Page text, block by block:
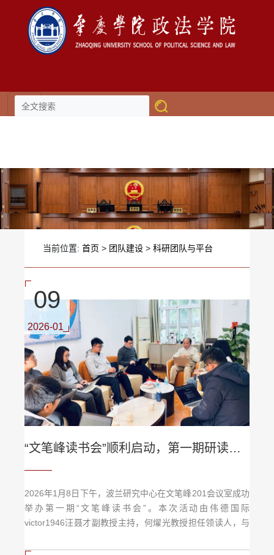
伟德国际(victor1946)官方网站-
Officials Website
当前位置: 首页 > 团队建设 > 科研团队与平台
09
2026-01
“文笔峰读书会”顺利启动，第一期研读《波兰史》
2026年1月8日下午，波兰研究中心在文笔峰201会议室成功
举办第一期“文笔峰读书会”。本次活动由伟德国际
victor1946汪聂才副教授主持，何燿光教授担任领读人，与
《Poland: A History》（中译本《波兰史》，郭大成译）。